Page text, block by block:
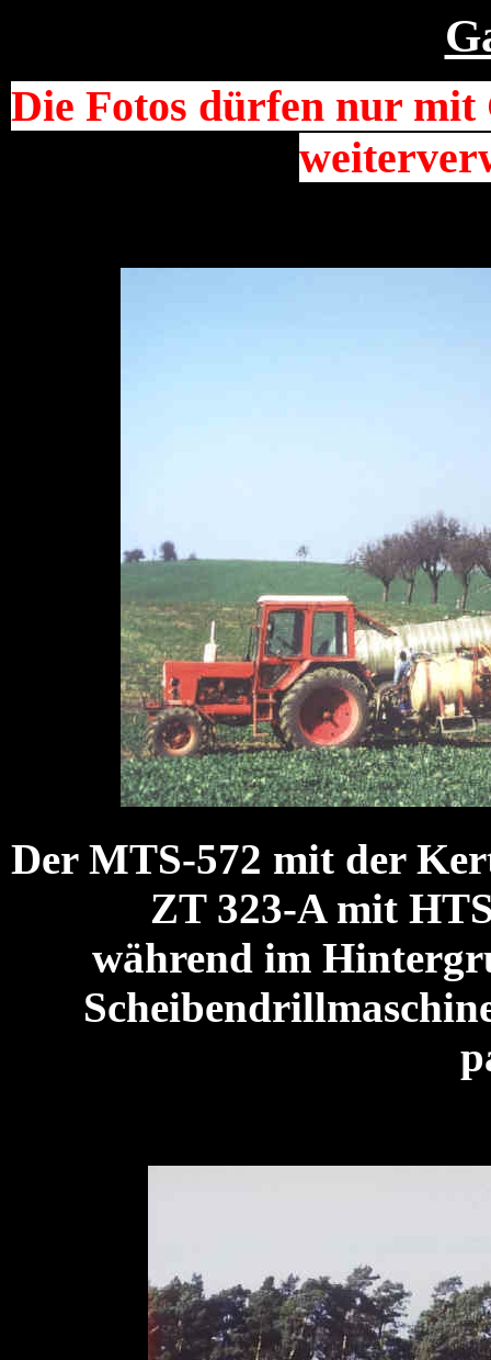
Die Fotos dürfen nur mit
Der MTS-572 mit der
ZT 323-A mit
während im